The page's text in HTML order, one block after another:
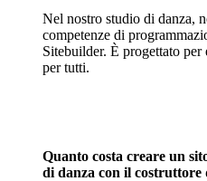
Nel nostro studio di danza,
competenze di
Sitebuilder. È progettato
per tutti.
Quanto costa creare un
di danza con il costruttore